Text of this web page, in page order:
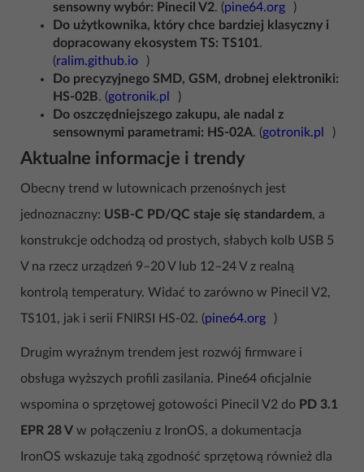
sensowny wybór: Pinecil V2. (pine64.org
)
Do użytkownika, który chce bardziej klasyczny i
dopracowany ekosystem TS: TS101.
(ralim.github.io
)
Do precyzyjnego SMD, GSM, drobnej elektroniki:
HS-02B. (gotronik.pl
)
Do oszczędniejszego zakupu, ale nadal z
sensownymi parametrami: HS-02A. (gotronik.pl )
Aktualne informacje i trendy
Obecny trend w lutownicach przenośnych jest
jednoznaczny: USB-C PD/QC staje się standardem, a
konstrukcje odchodzą od prostych, słabych kolb USB 5
V na rzecz urządzeń 9–20 V lub 12–24 V z realną
kontrolą temperatury. Widać to zarówno w Pinecil V2,
TS101, jak i serii FNIRSI HS-02. (pine64.org )
Drugim wyraźnym trendem jest rozwój firmware i
obsługa wyższych profili zasilania. Pine64 oficjalnie
wspomina o sprzętowej gotowości Pinecil V2 do PD 3.1
EPR 28 V w połączeniu z IronOS, a dokumentacja
IronOS wskazuje taką zgodność sprzętową również dla